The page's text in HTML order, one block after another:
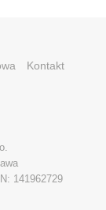
Kontakt
141962729